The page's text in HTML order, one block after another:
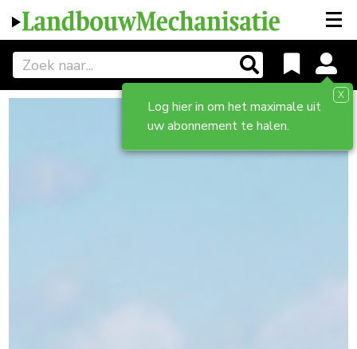
Log hier in om het maximale uit
uw abonnement te halen.
X